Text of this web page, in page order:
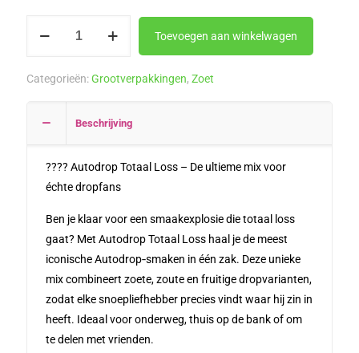
1
aantal
Toevoegen aan winkelwagen
Categorieën:Grootverpakkingen, Zoet
Beschrijving
???? Autodrop Totaal Loss – De ultieme mix voor
échte dropfans
Ben je klaar voor een smaakexplosie die totaal loss
gaat? Met Autodrop Totaal Loss haal je de meest
iconische Autodrop‑smaken in één zak. Deze unieke
mix combineert zoete, zoute en fruitige dropvarianten,
zodat elke snoepliefhebber precies vindt waar hij zin in
heeft. Ideaal voor onderweg, thuis op de bank of om
te delen met vrienden.